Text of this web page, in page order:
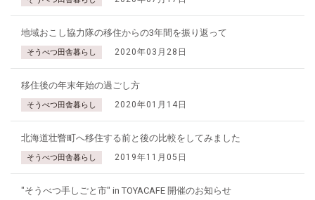
地域おこし協力隊の移住からの3年間を振り返って
そうべつ田舎暮らし 2020年03月28日
移住後の年末年始の過ごし方
そうべつ田舎暮らし 2020年01月14日
北海道壮瞥町へ移住する前と後の比較をしてみました
そうべつ田舎暮らし 2019年11月05日
"そうべつ手しごと市" in TOYACAFE 開催のお知らせ